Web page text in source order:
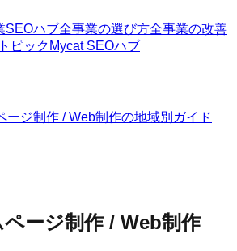
SEOハブ全事業の選び方全事業の改善
ピック Mycat SEOハブ
ージ制作 / Web制作の地域別ガイド
ージ制作 / Web制作